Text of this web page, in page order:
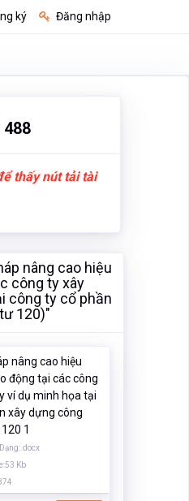
ký Đăng nhập
488
thấy nút tải tài
nâng cao hiệu
công ty xây
công ty cổ phần
120)"
nâng cao hiệu
động tại các công
ví dụ minh họa tại
xây dựng công
1
Dạng:.docx
Kb